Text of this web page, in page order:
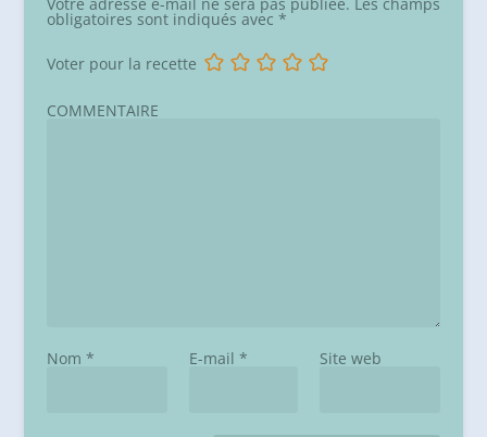
obligatoires sont indiqués avec *
Voter pour la recette
COMMENTAIRE
Nom * E-mail * Site web